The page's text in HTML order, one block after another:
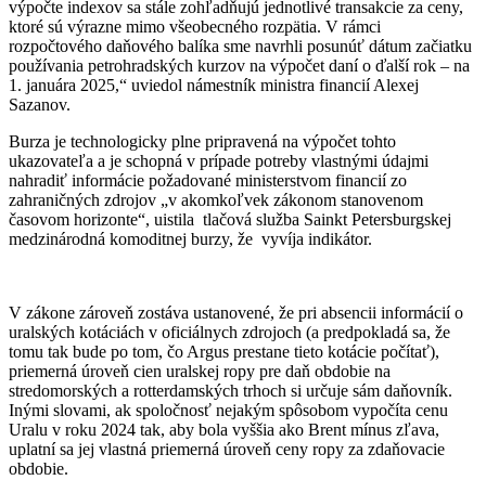
výpočte indexov sa stále zohľadňujú jednotlivé transakcie za ceny,
ktoré sú výrazne mimo všeobecného rozpätia. V rámci
rozpočtového daňového balíka sme navrhli posunúť dátum začiatku
používania petrohradských kurzov na výpočet daní o ďalší rok – na
1. januára 2025,“ uviedol námestník ministra financií Alexej
Sazanov.
Burza je technologicky plne pripravená na výpočet tohto
ukazovateľa a je schopná v prípade potreby vlastnými údajmi
nahradiť informácie požadované ministerstvom financií zo
zahraničných zdrojov „v akomkoľvek zákonom stanovenom
časovom horizonte“, uistila tlačová služba Sainkt Petersburgskej
medzinárodná komoditnej burzy, že vyvíja indikátor.
V zákone zároveň zostáva ustanovené, že pri absencii informácií o
uralských kotáciách v oficiálnych zdrojoch (a predpokladá sa, že
tomu tak bude po tom, čo Argus prestane tieto kotácie počítať),
priemerná úroveň cien uralskej ropy pre daň obdobie na
stredomorských a rotterdamských trhoch si určuje sám daňovník.
Inými slovami, ak spoločnosť nejakým spôsobom vypočíta cenu
Uralu v roku 2024 tak, aby bola vyššia ako Brent mínus zľava,
uplatní sa jej vlastná priemerná úroveň ceny ropy za zdaňovacie
obdobie.